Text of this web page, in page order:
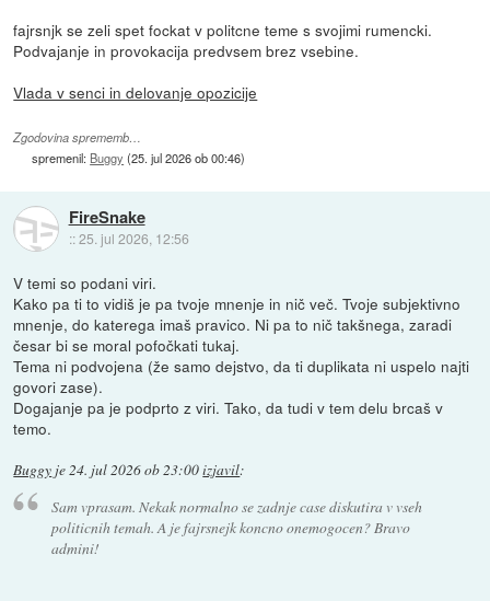
fajrsnjk se zeli spet fockat v politcne teme s svojimi rumencki.
Podvajanje in provokacija predvsem brez vsebine.
Vlada v senci in delovanje opozicije
Zgodovina sprememb…
spremenil: Buggy (25. jul 2026 ob 00:46)
FireSnake
::25. jul 2026, 12:56
V temi so podani viri.
Kako pa ti to vidiš je pa tvoje mnenje in nič več. Tvoje subjektivno
mnenje, do katerega imaš pravico. Ni pa to nič takšnega, zaradi
česar bi se moral pofočkati tukaj.
Tema ni podvojena (že samo dejstvo, da ti duplikata ni uspelo najti
govori zase).
Dogajanje pa je podprto z viri. Tako, da tudi v tem delu brcaš v
temo.
Buggy je24. jul 2026 ob 23:00izjavil:
Sam vprasam. Nekak normalno se zadnje case diskutira v vseh
politicnih temah. A je fajrsnejk koncno onemogocen? Bravo
admini!